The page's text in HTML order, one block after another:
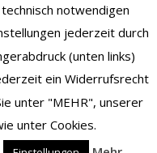
notwendigen
jederzeit durch
(unten links)
ein Widerrufsrecht
unter "MEHR", unserer
unter Cookies.